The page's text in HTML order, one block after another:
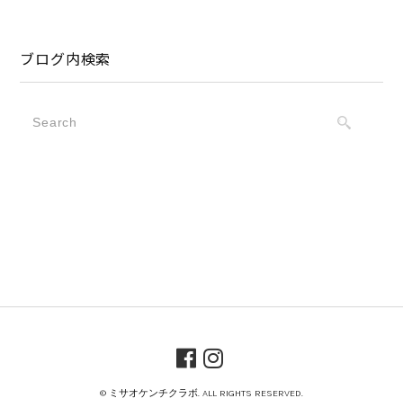
ブログ内検索
© ミサオケンチクラボ. ALL RIGHTS RESERVED.